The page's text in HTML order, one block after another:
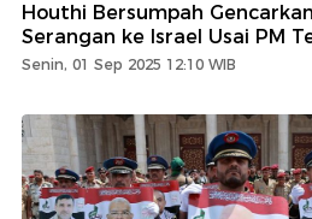
Houthi Bersumpah Gencarkan
Serangan ke Israel Usai PM
Senin, 01 Sep 2025 12:10 WIB